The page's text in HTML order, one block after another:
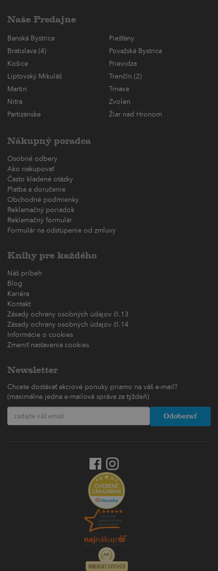
Naše Predajne
Banská Bystrica
Piešťany
Bratislava (4)
Považská Bystrica
Košice
Prievidza
Liptovský Mikuláš
Trenčín (2)
Martin
Trnava
Nitra
Zvolen
Partizánske
Žiar nad Hronom
Nákupný poradca
Osobné odbery
Ako nakupovať
Často kladené otázky
Platba a doručenie
Obchodné podmienky
Reklamačný poriadok
Reklamačný formulár
Formulár na odstúpenie od zmluvy
Knihy pre každého
Náš príbeh
Blog
Kariéra
Kontakt
Zásady ochrany osobných údajov čl.13
Zásady ochrany osobných údajov čl.14
Informácie o cookies
Zmeniť nastavenia cookies
Newsletter
Chcete dostávať akciové ponuky priamo na váš e-mail?
(maximálne jedna e-mailová správa za týždeň)
Odoberať